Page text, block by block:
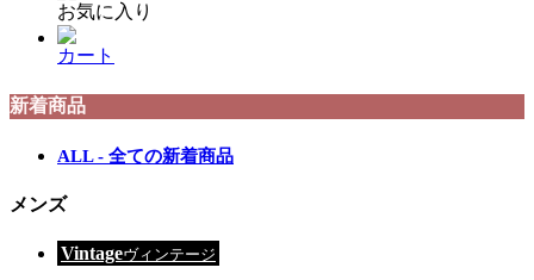
お気に入り
カート
新着商品
ALL - 全ての新着商品
メンズ
Vintageヴィンテージ